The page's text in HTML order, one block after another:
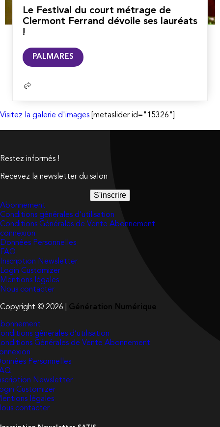
Le Festival du court métrage de
Clermont Ferrand dévoile ses lauréats
!
PALMARES
Visitez la galerie d'images [metaslider id="15326"]
Restez informés !
Recevez la newsletter du salon
S'inscrire
Abonnement
Conditions générales d’utilisation
Conditions Générales de Vente Abonnement
connexion
Données Personnelles
FAQ
Inscription Newsletter
Login Customizer
Mentions légales
Nous contacter
Copyright © 2026 | Génération Numérique
générales d’utilisation
Générales de Vente Abonnement
Personnelles
Newsletter
Customizer
légales
contacter